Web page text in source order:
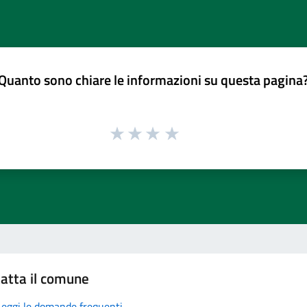
sono chiare le informazioni su questa
il comune